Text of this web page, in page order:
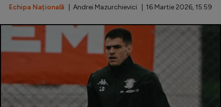
Echipa Națională | Andrei Mazurchievici | 16 Martie 2026, 15:59